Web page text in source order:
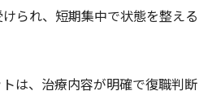
られ、短期集中で状態を整える
は、治療内容が明確で復職判断